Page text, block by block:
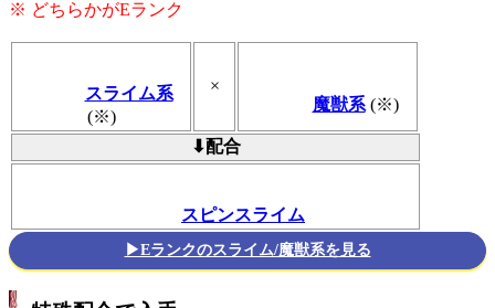
※ どちらかがEランク
スライム系
(※)
×
魔獣系(※)
⬇配合
スピンスライム
▶Eランクのスライム/魔獣系を見る